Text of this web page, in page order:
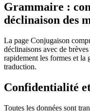
Grammaire :
déclinaison des
La page Conjugaison
déclinaisons avec de
rapidement les formes et la
traduction.
Confidentialité
Toutes les données sont